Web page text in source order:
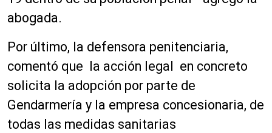
abogada.
Por último, la defensora penitenciaria,
comentó que la acción legal en concreto
solicita la adopción por parte de
Gendarmería y la empresa concesionaria, de
todas las medidas sanitarias